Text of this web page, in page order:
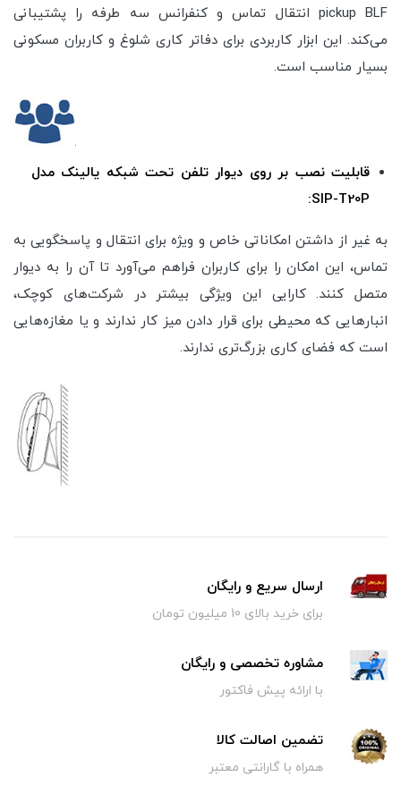
pickup BLF انتقال تماس و کنفرانس سه طرفه را پشتیبانی
می‌کند. این ابزار کاربردی برای دفاتر کاری شلوغ و کاربران مسکونی
بسیار مناسب است.
قابلیت نصب بر روی دیوار تلفن تحت شبکه یالینک مدل
SIP-T20P:
به غیر از داشتن امکاناتی خاص و ویژه برای انتقال و پاسخگویی به
تماس، این امکان را برای کاربران فراهم می‌آورد تا آن را به دیوار
متصل کنند. کارایی این ویژگی بیشتر در شرکت‌های کوچک،
انبارهایی که محیطی برای قرار دادن میز کار ندارند و یا مغازه‌هایی
است که فضای کاری بزرگ‌تری ندارند.
ارسال سریع و رایگان
برای خرید بالای 10 میلیون تومان
مشاوره تخصصی و رایگان
با ارائه پیش فاکتور
تضمین اصالت کالا
همراه با گارانتی معتبر